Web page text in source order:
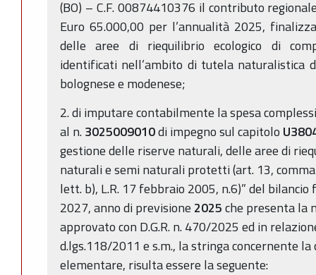
(BO) – C.F. 00874410376 il contributo
Euro 65.000,00 per l’annualità 2025,
delle aree di riequilibrio ecologico di
identificati nell’ambito di tutela naturalistica
bolognese e modenese;
2. di imputare contabilmente la spesa
al n.3025009010di impegno sul capitolo
gestione delle riserve naturali, delle aree di
naturali e semi naturali protetti (art. 13,
lett. b), L.R. 17 febbraio 2005, n.6)” del
2027, anno di previsione 2025che presenta la
approvato con D.G.R. n. 470/2025 ed in
d.lgs.118/2011 e s.m., la stringa concernente
elementare, risulta essere la seguente: